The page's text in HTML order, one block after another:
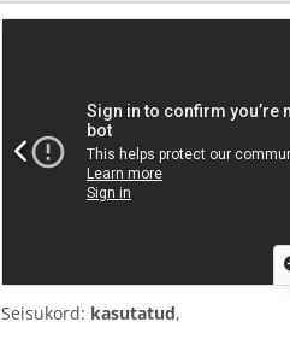
Seisukord: kasutatud,